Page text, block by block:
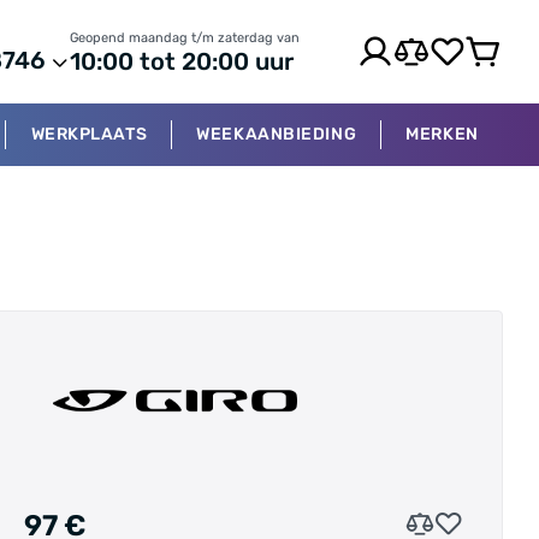
Geopend maandag t/m zaterdag van
10:00 tot 20:00 uur
WERKPLAATS WEEKAANBIEDING MERKEN
97 €